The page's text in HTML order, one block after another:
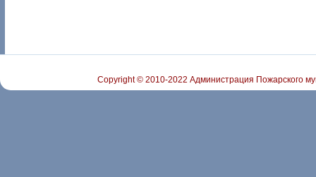
Copyright © 2010-2022 Администрация Пожарского